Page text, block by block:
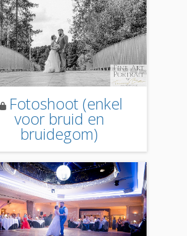
Fotoshoot (enkel
voor bruid en
bruidegom)